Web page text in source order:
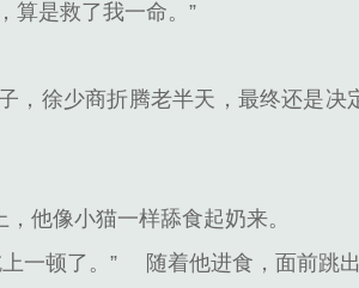
算是救了我一命。”
，徐少商折腾老半天，最终还是决
他像小猫一样舔食起奶来。
一顿了。”
随着他进食，面前跳